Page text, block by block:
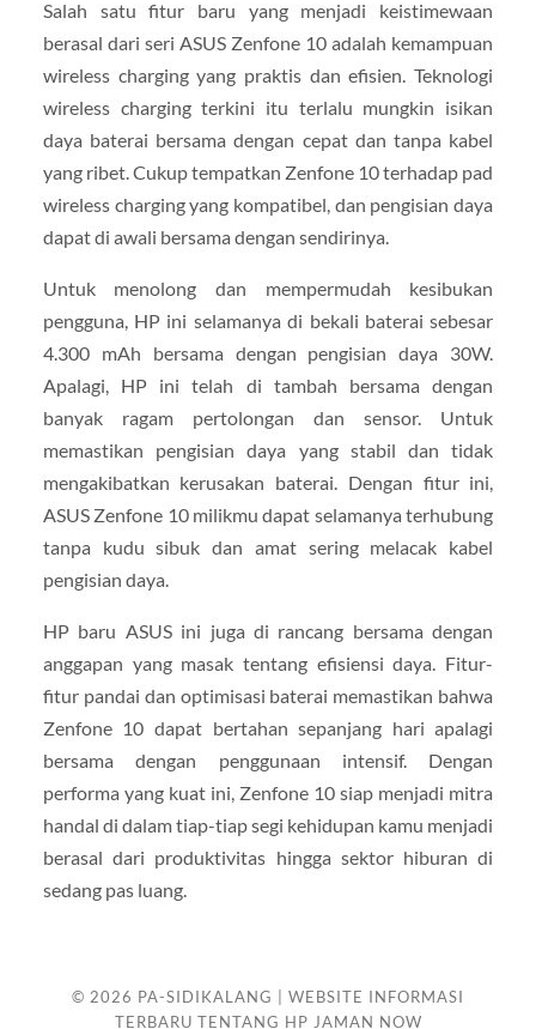
Salah satu fitur baru yang menjadi keistimewaan
berasal dari seri ASUS Zenfone 10 adalah kemampuan
wireless charging yang praktis dan efisien. Teknologi
wireless charging terkini itu terlalu mungkin isikan
daya baterai bersama dengan cepat dan tanpa kabel
yang ribet. Cukup tempatkan Zenfone 10 terhadap pad
wireless charging yang kompatibel, dan pengisian daya
dapat di awali bersama dengan sendirinya.
Untuk menolong dan mempermudah kesibukan
pengguna, HP ini selamanya di bekali baterai sebesar
4.300 mAh bersama dengan pengisian daya 30W.
Apalagi, HP ini telah di tambah bersama dengan
banyak ragam pertolongan dan sensor. Untuk
memastikan pengisian daya yang stabil dan tidak
mengakibatkan kerusakan baterai. Dengan fitur ini,
ASUS Zenfone 10 milikmu dapat selamanya terhubung
tanpa kudu sibuk dan amat sering melacak kabel
pengisian daya.
HP baru ASUS ini juga di rancang bersama dengan
anggapan yang masak tentang efisiensi daya. Fitur-
fitur pandai dan optimisasi baterai memastikan bahwa
Zenfone 10 dapat bertahan sepanjang hari apalagi
bersama dengan penggunaan intensif. Dengan
performa yang kuat ini, Zenfone 10 siap menjadi mitra
handal di dalam tiap-tiap segi kehidupan kamu menjadi
berasal dari produktivitas hingga sektor hiburan di
sedang pas luang.
© 2026 PA-SIDIKALANG | WEBSITE INFORMASI
TERBARU TENTANG HP JAMAN NOW